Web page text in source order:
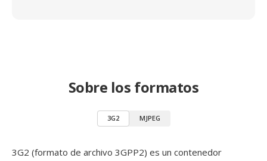
Sobre los formatos
3G2 MJPEG
3G2 (formato de archivo 3GPP2) es un contenedor